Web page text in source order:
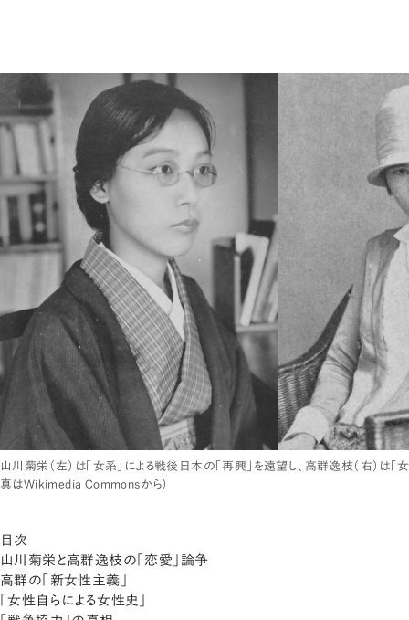
山川菊栄（左）は「女系」による戦後日本の「再興」を遠望し、高群逸枝（右）は「
真はWikimedia Commonsから）
目次
山川菊栄と高群逸枝の「恋愛」論争
高群の「新女性主義」
「女性自らによる女性史」